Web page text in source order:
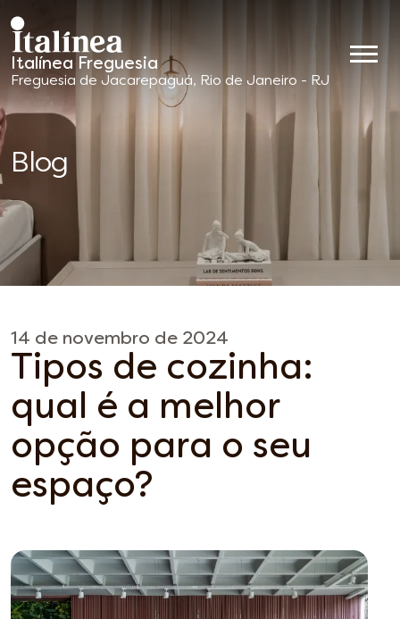
Italínea Freguesia
Móveis
Planejados
Freguesia de Jacarepaguá, Rio de Janeiro - RJ
Blog
14 de novembro de 2024
Tipos de cozinha:
qual é a melhor
opção para o seu
espaço?